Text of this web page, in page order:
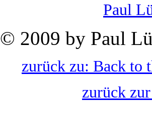
Paul
© 2009 by Paul
zurück zu: Back to
zurück